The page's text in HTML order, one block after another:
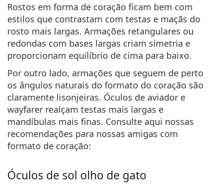
Rostos em forma de coração ficam bem com
estilos que contrastam com testas e maçãs do
rosto mais largas. Armações retangulares ou
redondas com bases largas criam simetria e
proporcionam equilíbrio de cima para baixo.
Por outro lado, armações que seguem de perto
os ângulos naturais do formato do coração são
claramente lisonjeiras. Óculos de aviador e
wayfarer realçam testas mais largas e
mandíbulas mais finas. Consulte aqui nossas
recomendações para nossas amigas com
formato de coração:
Óculos de sol olho de gato